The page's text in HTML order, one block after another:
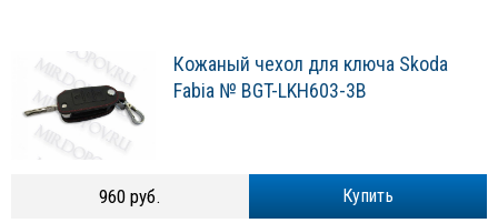
Кожаный чехол для ключа Skoda
Fabia № BGT-LKH603-3B
Купить
960 руб.